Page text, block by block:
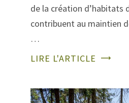
de la création d’habitats
contribuent au maintien
…
LIRE L'ARTICLE